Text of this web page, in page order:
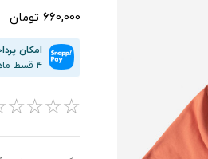
660,000 تومان
امکان
۴ قسط ماهیانه 165,000 تومان (بدون کارمزد)
☆
☆
☆
☆